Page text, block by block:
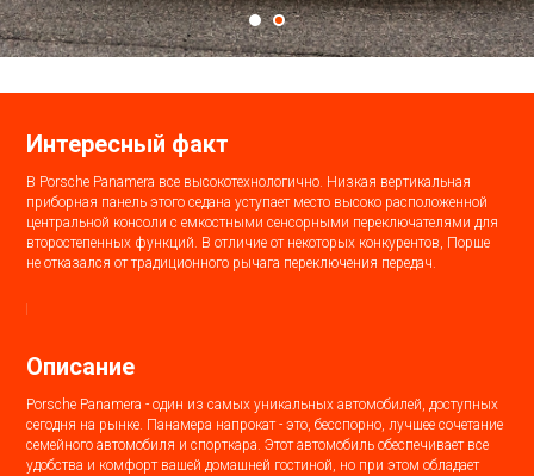
Интересный факт
В Porsche Panamera все высокотехнологично. Низкая вертикальная
приборная панель этого седана уступает место высоко расположенной
центральной консоли с емкостными сенсорными переключателями для
второстепенных функций. В отличие от некоторых конкурентов, Порше
не отказался от традиционного рычага переключения передач.
Описание
Porsche Panamera - один из самых уникальных автомобилей, доступных
сегодня на рынке. Панамера напрокат - это, бесспорно, лучшее сочетание
семейного автомобиля и спорткара. Этот автомобиль обеспечивает все
удобства и комфорт вашей домашней гостиной, но при этом обладает